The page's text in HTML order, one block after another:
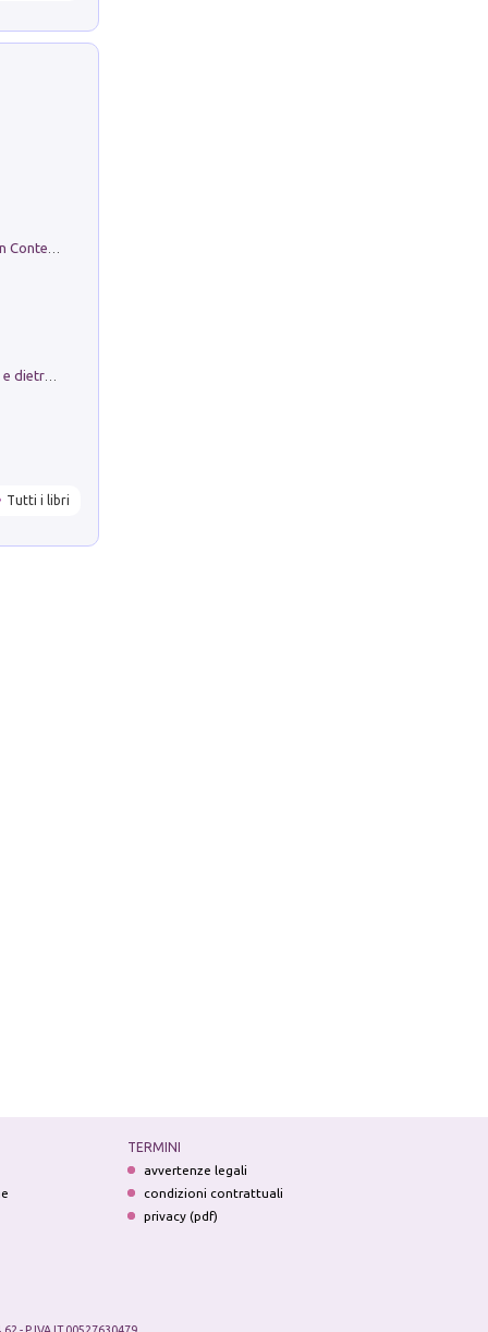
in alto! Livello A1. Con CD-Audio. Con Contenuto digitale per accesso on line
Tutti i libri
TERMINI
avvertenze legali
condizioni contrattuali
privacy (pdf)
- P.IVA IT 00527630479